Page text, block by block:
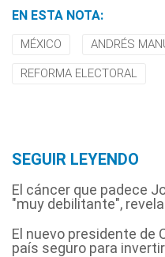
EN ESTA NOTA:
MÉXICO ANDRÉS
REFORMA ELECTORAL
SEGUIR LEYENDO
El cáncer que padece
"muy debilitante",
El nuevo presidente de
país seguro para invertir